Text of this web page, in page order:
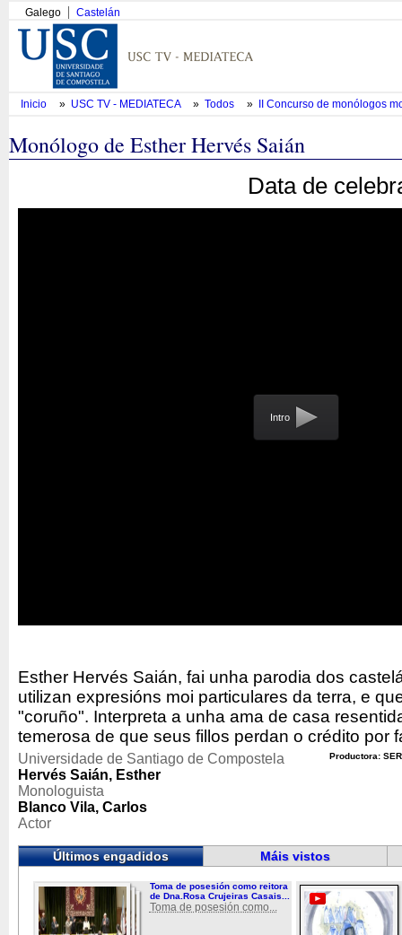
Galego Castelán
Inicio » USC TV - MEDIATECA » Todos » II Concurso de monólogos
Monólogo de Esther Hervés Saián
Data de
Intro
Esther Hervés Saián, fai unha parodia dos
utilizan expresións moi particulares da terra, e
"coruño". Interpreta a unha ama de casa
temerosa de que seus fillos perdan o crédito por
Productora:
Universidade de Santiago de Compostela
Hervés Saián, Esther
Monologuista
Blanco Vila, Carlos
Actor
Últimos engadidos Máis vistos
Toma de posesión como reitora
de Dna.Rosa Crujeiras Casais...
Toma de posesión como...